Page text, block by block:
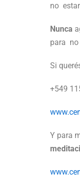
no
Nunca
para no
Si
+549
Y para